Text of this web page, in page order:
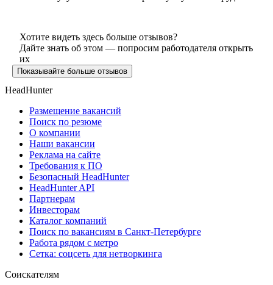
Хотите видеть здесь больше отзывов?
Дайте знать об этом — попросим работодателя открыть
их
Показывайте больше отзывов
HeadHunter
Размещение вакансий
Поиск по резюме
О компании
Наши вакансии
Реклама на сайте
Требования к ПО
Безопасный HeadHunter
HeadHunter API
Партнерам
Инвесторам
Каталог компаний
Поиск по вакансиям в Санкт-Петербурге
Работа рядом с метро
Сетка: соцсеть для нетворкинга
Соискателям